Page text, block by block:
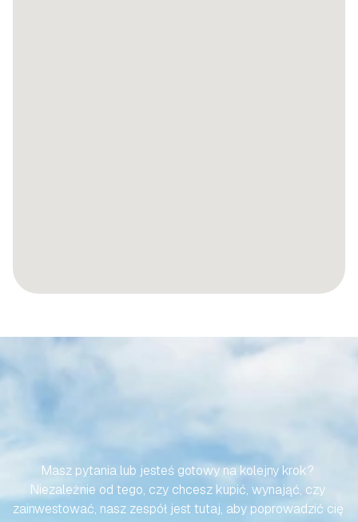
BEZWYSIŁKOWA
Masz pytania lub jesteś gotowy na kolejny krok?
Niezależnie od tego, czy chcesz kupić, wynająć, czy
zainwestować, nasz zespół jest tutaj, aby poprowadzić cię